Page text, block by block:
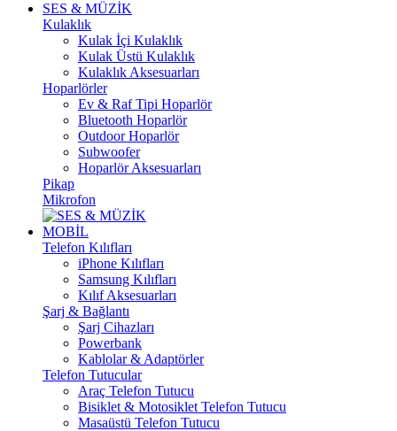
SES & MÜZİK
Kulaklık
Kulak İçi Kulaklık
Kulak Üstü Kulaklık
Kulaklık Aksesuarları
Hoparlörler
Ev & Raf Tipi Hoparlör
Bluetooth Hoparlör
Outdoor Hoparlör
Subwoofer
Hoparlör Aksesuarları
Pikap
Mikrofon
MOBİL
Telefon Kılıfları
iPhone Kılıfları
Samsung Kılıfları
Kılıf Aksesuarları
Şarj & Bağlantı
Şarj Cihazları
Powerbank
Kablolar & Adaptörler
Telefon Tutucular
Araç Telefon Tutucu
Bisiklet & Motosiklet Telefon Tutucu
Masaüstü Telefon Tutucu